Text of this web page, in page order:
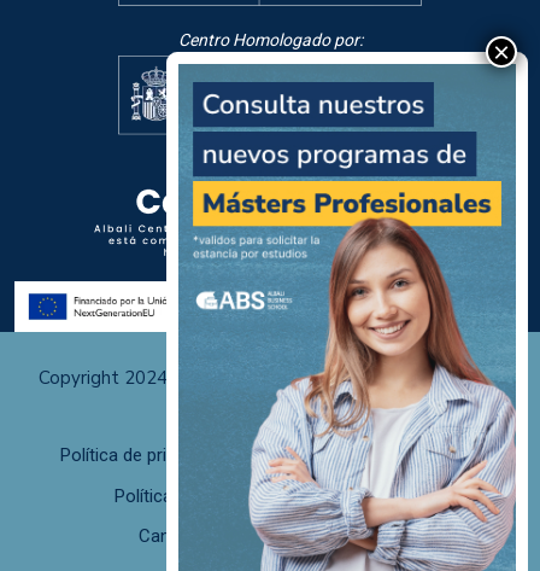
Centro Homologado por:
Copyright 2024 Albali Centros de Formación | Todos los
derechos reservados
Política de privacidad
Políticas de uso y cookies
Política de calidad
F. desistimiento
Canal de Denuncias/Canal Ético